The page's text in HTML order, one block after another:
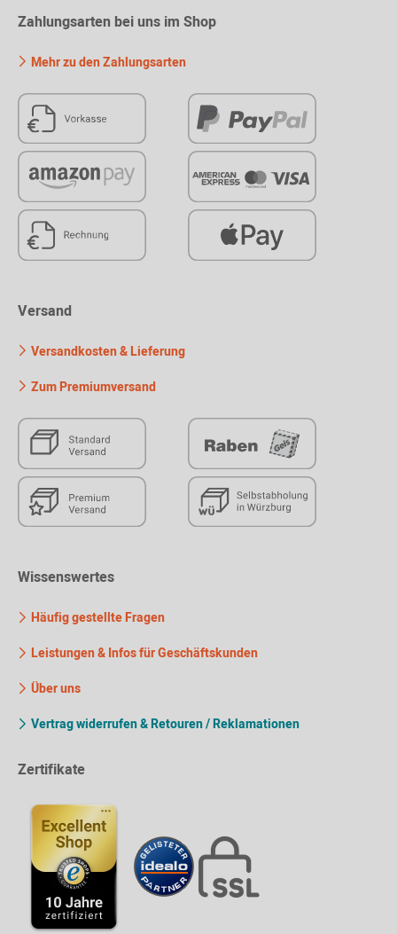
Zahlungsarten bei uns im Shop
Mehr zu den Zahlungsarten
Versand
Versandkosten & Lieferung
Zum Premiumversand
Wissenswertes
Häufig gestellte Fragen
Leistungen & Infos für Geschäftskunden
Über uns
Vertrag widerrufen & Retouren / Reklamationen
Zertifikate